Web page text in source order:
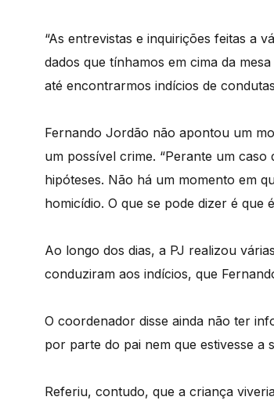
“As entrevistas e inquirições feitas a
dados que tínhamos em cima da
até encontrarmos indícios de
Fernando Jordão não apontou um
um possível crime. “Perante um
hipóteses. Não há um momento em
homicídio. O que se pode dizer é que
Ao longo dos dias, a PJ realizou
conduziram aos indícios, que
O coordenador disse ainda não ter
por parte do pai nem que estivesse a
Referiu, contudo, que a criança